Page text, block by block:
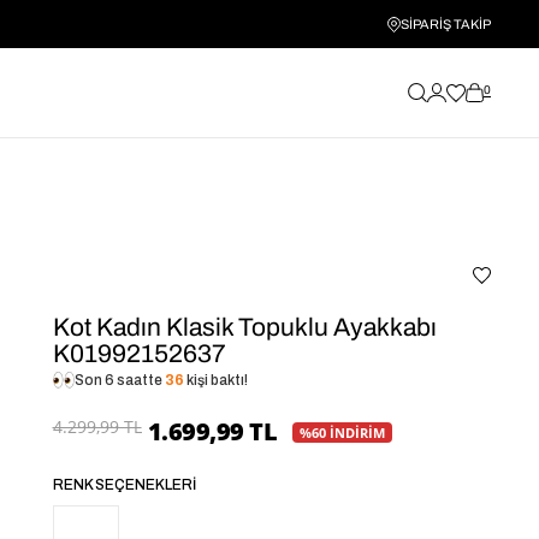
SİPARİŞ TAKİP
0
Kot Kadın Klasik Topuklu Ayakkabı
K01992152637
Son 6 saatte 36 kişi baktı!
4.299,99 TL 1.699,99 TL %60 İNDİRİM
RENK SEÇENEKLERI